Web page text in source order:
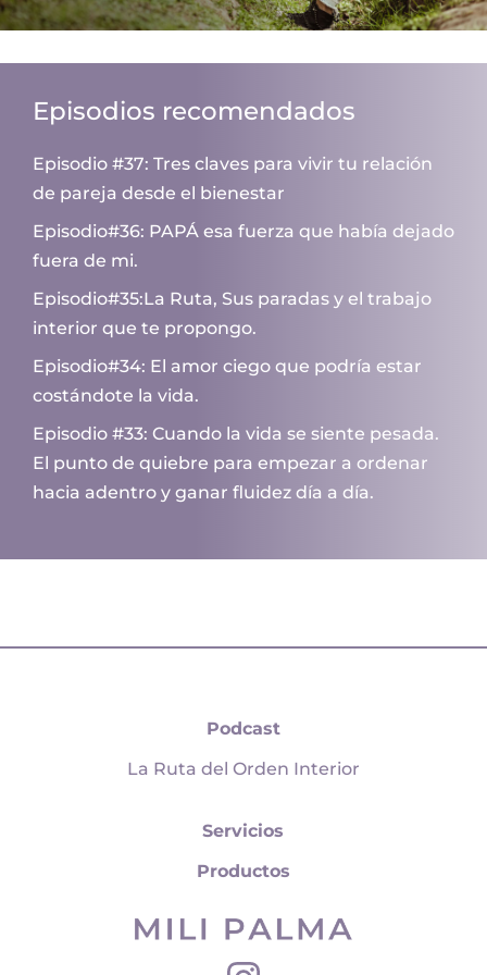
Episodios recomendados
Episodio #37: Tres claves para vivir tu relación
de pareja desde el bienestar
Episodio#36: PAPÁ esa fuerza que había dejado
fuera de mi.
Episodio#35:La Ruta, Sus paradas y el trabajo
interior que te propongo.
Episodio#34: El amor ciego que podría estar
costándote la vida.
Episodio #33: Cuando la vida se siente pesada.
El punto de quiebre para empezar a ordenar
hacia adentro y ganar fluidez día a día.
Podcast
La Ruta del Orden Interior
Servicios
Productos